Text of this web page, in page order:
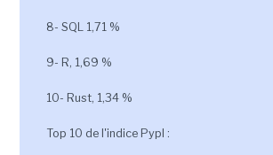
8- SQL 1,71 %
9- R, 1,69 %
10- Rust, 1,34 %
Top 10 de l'indice Pypl :